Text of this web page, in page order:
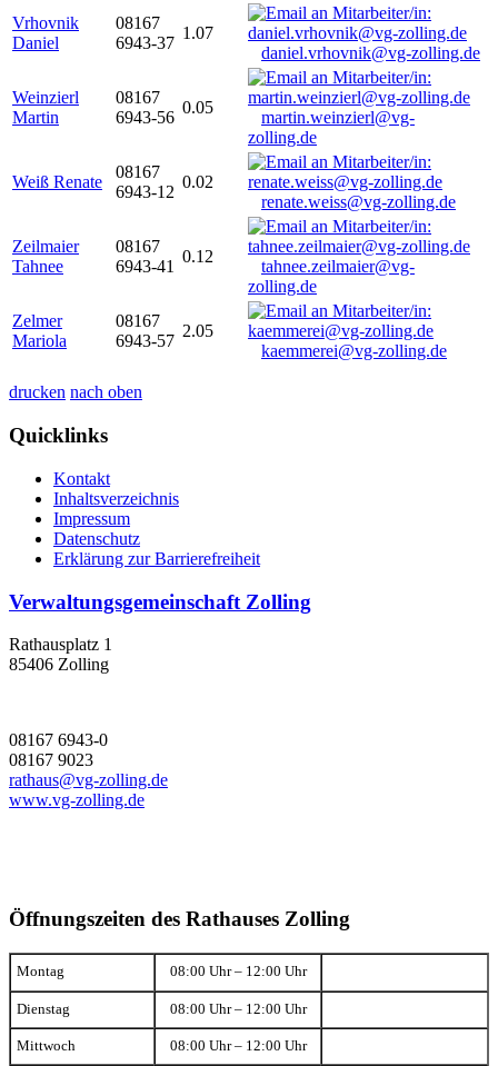
Vrhovnik
Daniel
08167
6943-37
1.07
daniel.vrhovnik@vg-zolling.de
Weinzierl
Martin
08167
6943-56
0.05
martin.weinzierl@vg-
zolling.de
Weiß Renate
08167
6943-12
0.02
renate.weiss@vg-zolling.de
Zeilmaier
Tahnee
08167
6943-41
0.12
tahnee.zeilmaier@vg-
zolling.de
Zelmer
Mariola
08167
6943-57
2.05
kaemmerei@vg-zolling.de
drucken nach oben
Quicklinks
Kontakt
Inhaltsverzeichnis
Impressum
Datenschutz
Erklärung zur Barrierefreiheit
Verwaltungsgemeinschaft Zolling
Rathausplatz 1
85406 Zolling
08167 6943-0
08167 9023
rathaus@vg-zolling.de
www.vg-zolling.de
Öffnungszeiten des Rathauses Zolling
Montag 08:00 Uhr – 12:00 Uhr
Dienstag 08:00 Uhr – 12:00 Uhr
Mittwoch 08:00 Uhr – 12:00 Uhr